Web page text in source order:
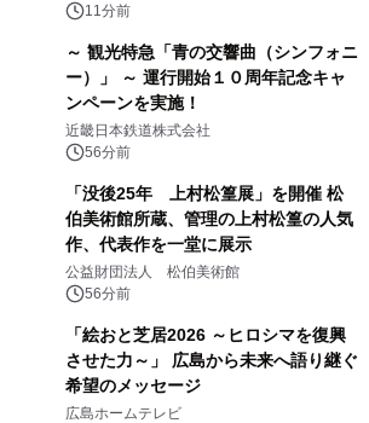
11分前
～ 観光特急「青の交響曲（シンフォニ
ー）」 ～ 運行開始１０周年記念キャ
ンペーンを実施！
近畿日本鉄道株式会社
56分前
「没後25年 上村松篁展」を開催 松
伯美術館所蔵、管理の上村松篁の人気
作、代表作を一堂に展示
公益財団法人 松伯美術館
56分前
「絵おと芝居2026 ～ヒロシマを復興
させた力～」 広島から未来へ語り継ぐ
希望のメッセージ
広島ホームテレビ